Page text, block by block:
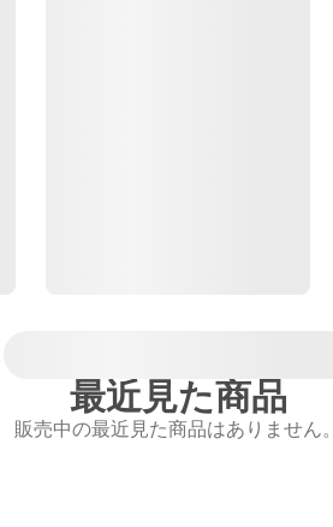
最近見た商品
販売中の最近見た商品はありません。